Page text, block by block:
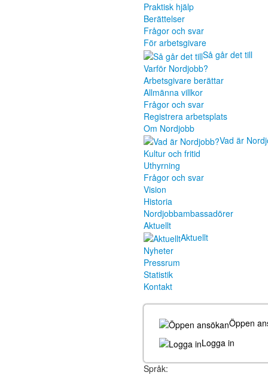
Praktisk hjälp
Berättelser
Frågor och svar
För arbetsgivare
Så går det till
Varför Nordjobb?
Arbetsgivare berättar
Allmänna villkor
Frågor och svar
Registrera arbetsplats
Om Nordjobb
Vad är
Kultur och fritid
Uthyrning
Frågor och svar
Vision
Historia
Nordjobbambassadörer
Aktuellt
Aktuellt
Nyheter
Pressrum
Statistik
Kontakt
Öppen
Logga in
Språk: